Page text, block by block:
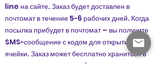
line на сайте. Заказ будет доставлен в
почтомат в течение 5-6 рабочих дней. Когда
посылка прибудет в почтомат – вы получите
SMS-сообщение с кодом для открытия
ячейки. Заказ может бесплатно храниться в
почтомате Новой почты 3 рабочих дня. На 4